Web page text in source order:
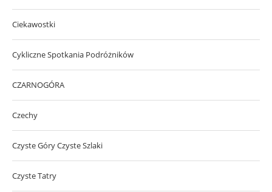
Ciekawostki
Cykliczne Spotkania Podróżników
CZARNOGÓRA
Czechy
Czyste Góry Czyste Szlaki
Czyste Tatry